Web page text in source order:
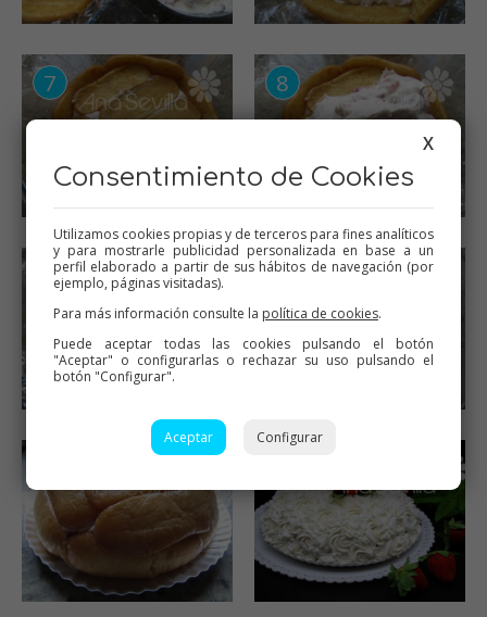
X
Consentimiento de Cookies
Utilizamos cookies propias y de terceros para fines analíticos
y para mostrarle publicidad personalizada en base a un
perfil elaborado a partir de sus hábitos de navegación (por
ejemplo, páginas visitadas).
Para más información consulte la política de cookies.
Puede aceptar todas las cookies pulsando el botón
"Aceptar" o configurarlas o rechazar su uso pulsando el
botón "Configurar".
Aceptar Configurar